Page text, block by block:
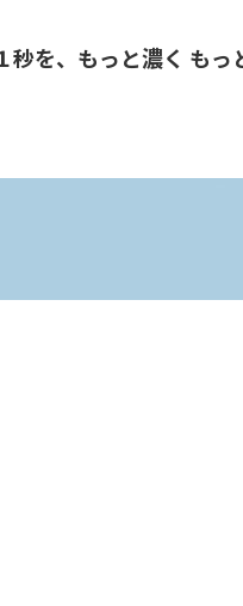
秒を、もっと濃く もっ